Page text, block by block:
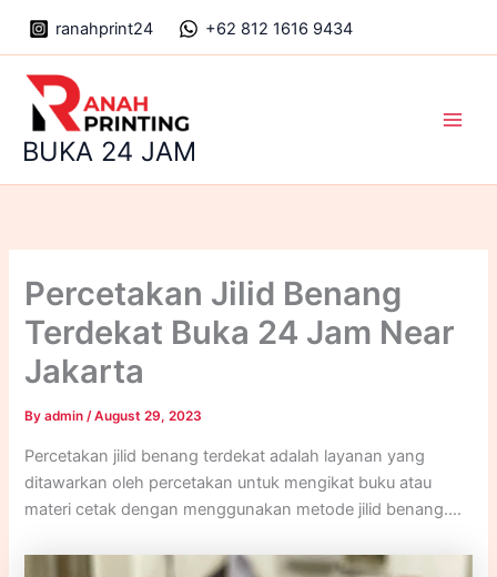
ranahprint24 +62 812 1616 9434
BUKA 24 JAM
Percetakan Jilid Benang
Terdekat Buka 24 Jam Near
Jakarta
Byadmin/August 29, 2023
Percetakan jilid benang terdekat adalah layanan yang
ditawarkan oleh percetakan untuk mengikat buku atau
materi cetak dengan menggunakan metode jilid benang.
halaman-halaman, kemudian menggunakan tali atau